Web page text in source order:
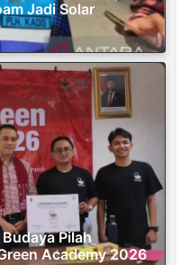
Jadi Solar
Pilah
Academy 2026